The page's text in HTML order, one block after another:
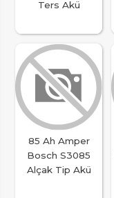
Ters Akü
85 Ah Amper
Bosch S3085
Alçak Tip Akü